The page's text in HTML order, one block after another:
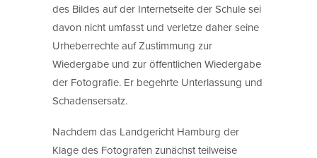
des Bildes auf der Internetseite der Schule sei
davon nicht umfasst und verletze daher seine
Urheberrechte auf Zustimmung zur
Wiedergabe und zur öffentlichen Wiedergabe
der Fotografie. Er begehrte Unterlassung und
Schadensersatz.
Nachdem das Landgericht Hamburg der
Klage des Fotografen zunächst teilweise